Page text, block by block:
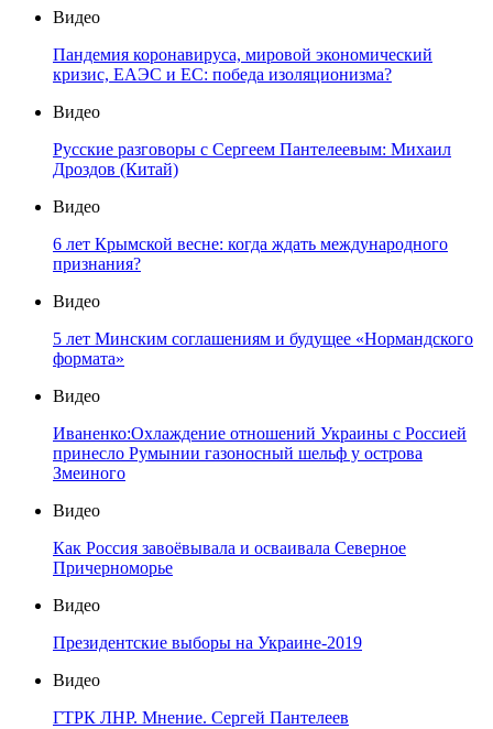
Видео
Пандемия коронавируса, мировой экономический
кризис, ЕАЭС и ЕС: победа изоляционизма?
Видео
Русские разговоры с Сергеем Пантелеевым: Михаил
Дроздов (Китай)
Видео
6 лет Крымской весне: когда ждать международного
признания?
Видео
5 лет Минским соглашениям и будущее «Нормандского
формата»
Видео
Иваненко:Охлаждение отношений Украины с Россией
принесло Румынии газоносный шельф у острова
Змеиного
Видео
Как Россия завоёвывала и осваивала Северное
Причерноморье
Видео
Президентские выборы на Украине-2019
Видео
ГТРК ЛНР. Мнение. Сергей Пантелеев